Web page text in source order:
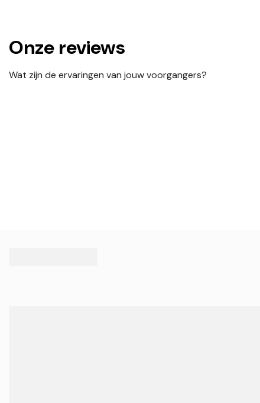
Onze reviews
Wat zijn de ervaringen van jouw voorgangers?